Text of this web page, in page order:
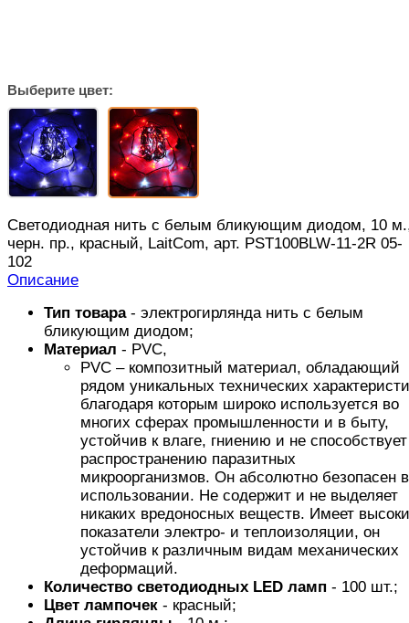
Выберите цвет:
Светодиодная нить с белым бликующим диодом, 10
черн. пр., красный, LaitCom, арт. PST100BLW-11-2R 05-
102
Описание
Тип товара- электрогирлянда нить с белым
бликующим диодом;
Материал - PVC,
PVC – композитный материал, обладающий
рядом уникальных технических
благодаря которым широко используется во
многих сферах промышленности и в быту,
устойчив к влаге, гниению и не способствует
распространению паразитных
микроорганизмов. Он абсолютно безопасен в
использовании. Не содержит и не выделяет
никаких вредоносных веществ. Имеет
показатели электро- и теплоизоляции, он
устойчив к различным видам механических
деформаций.
Количество светодиодных LED ламп - 100 шт.;
Цвет лампочек - красный;